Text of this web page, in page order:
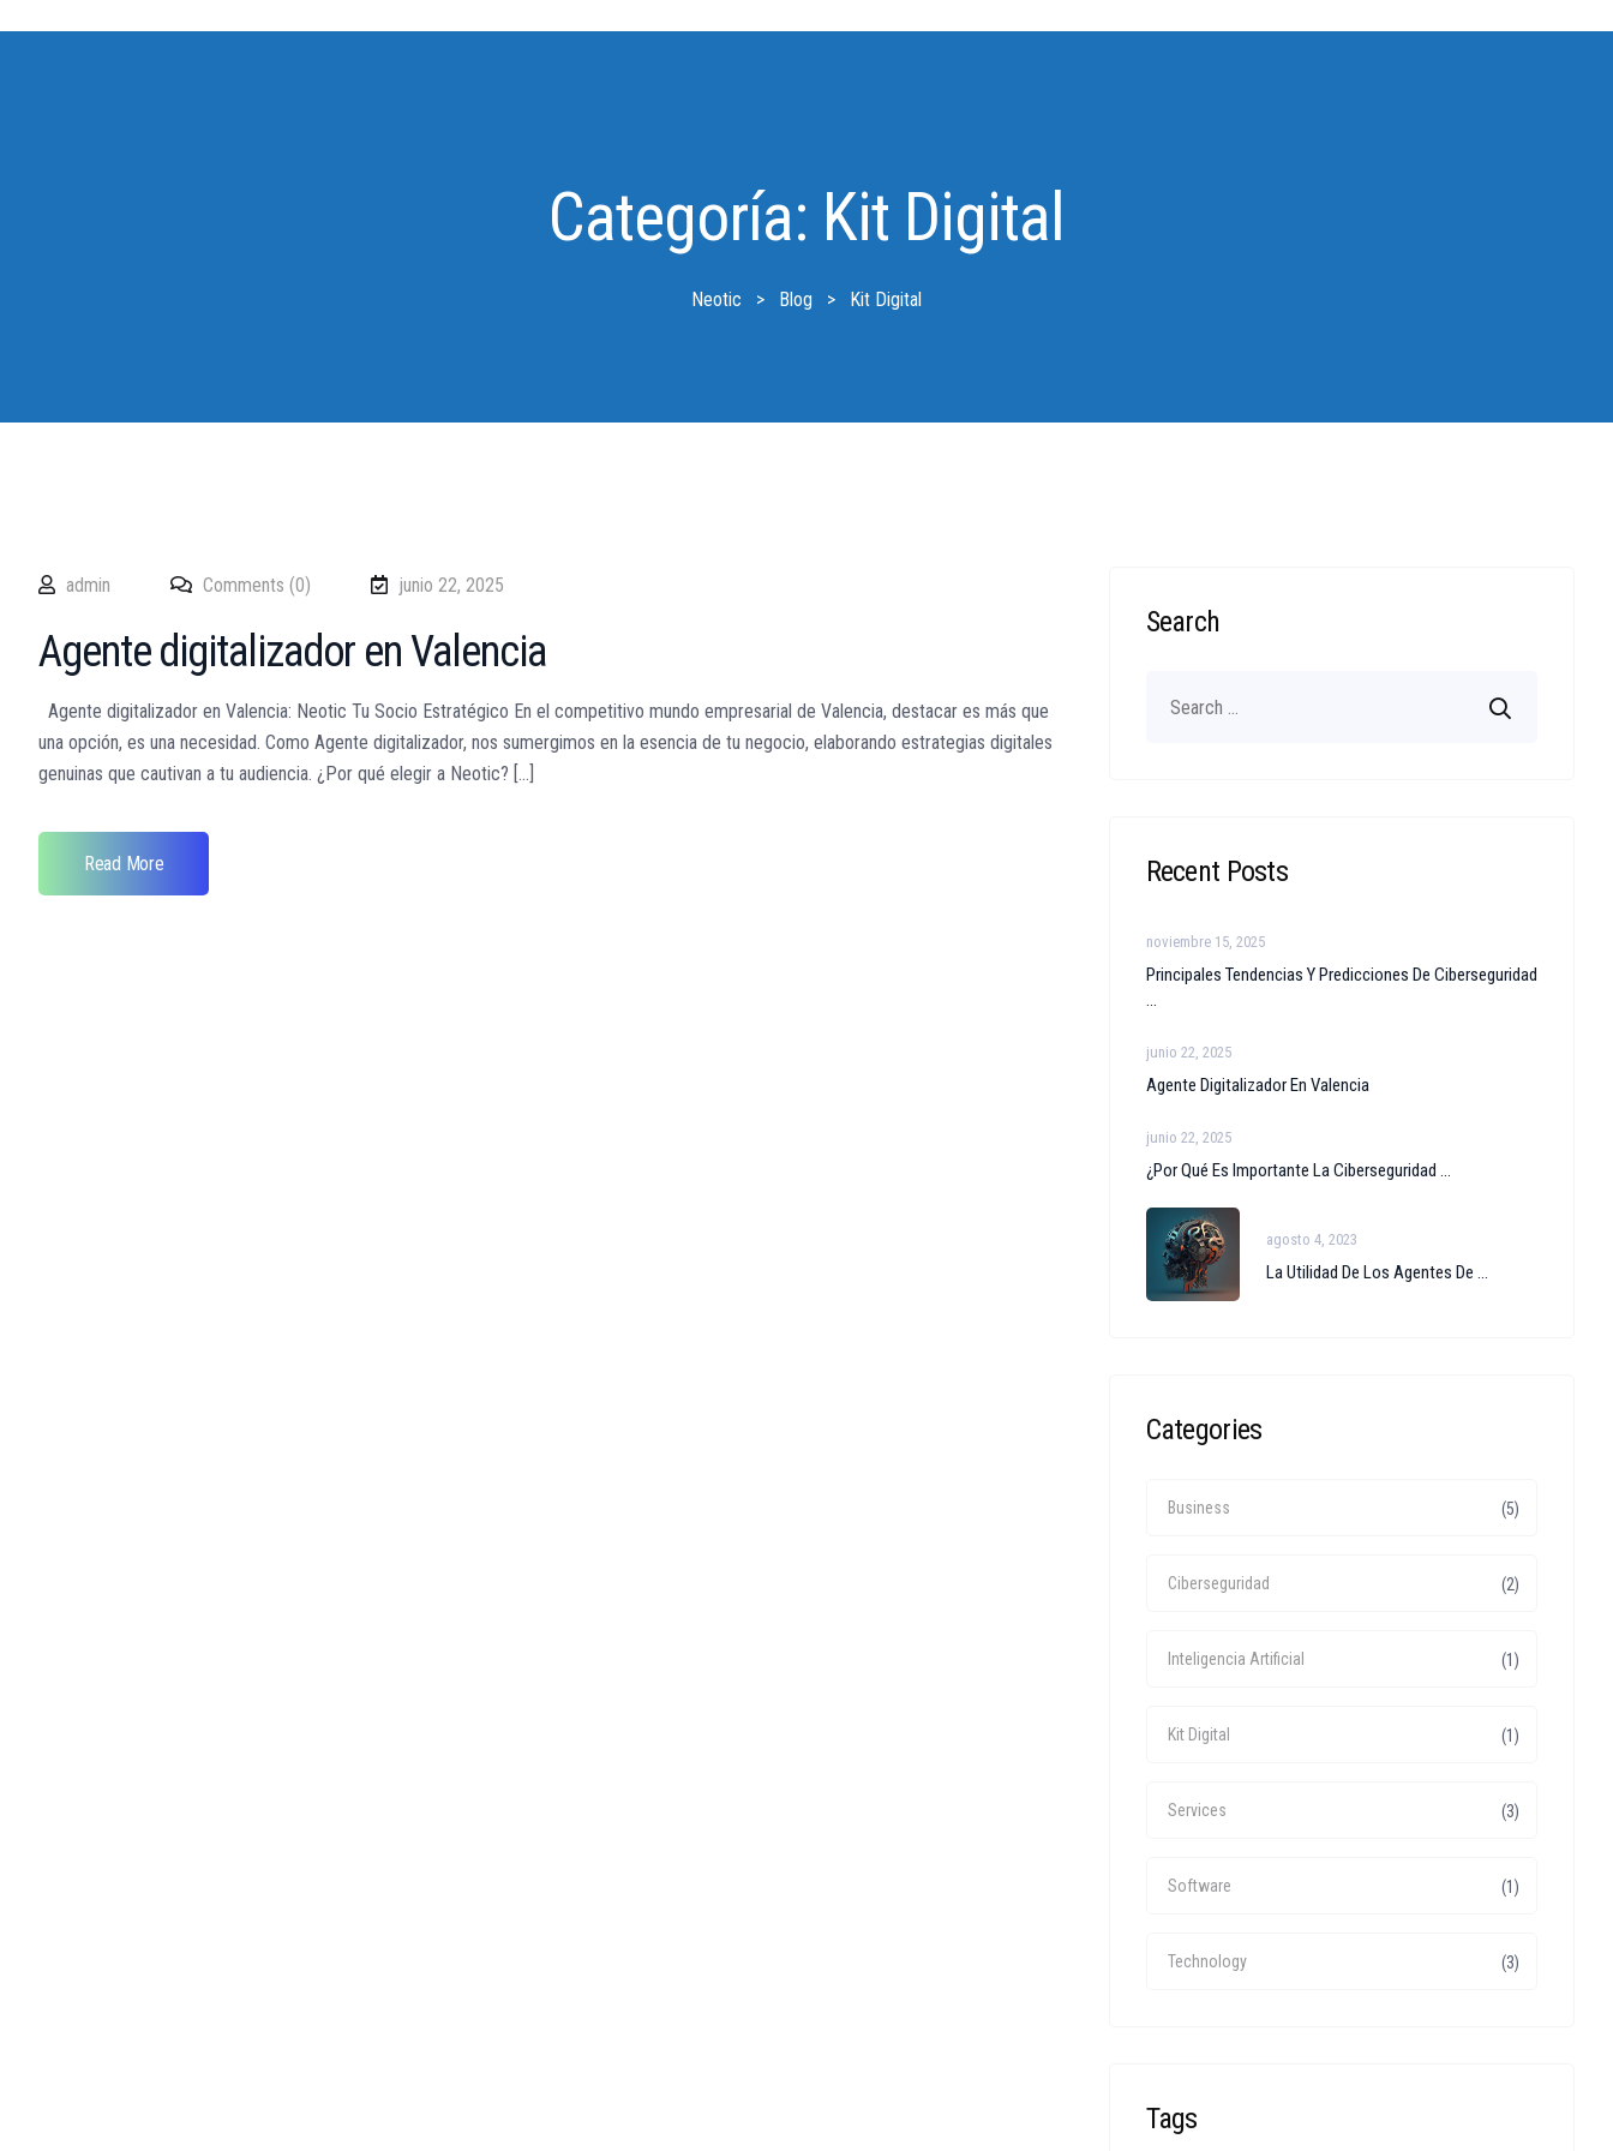
Categoría: Kit Digital
Neotic > Blog > Kit Digital
admin Comments (0) junio 22, 2025
Agente digitalizador en Valencia
Agente digitalizador en Valencia: Neotic Tu Socio Estratégico En el competitivo mundo empresarial de Valencia, destacar es más que
una opción, es una necesidad. Como Agente digitalizador, nos sumergimos en la esencia de tu negocio, elaborando estrategias digitales
genuinas que cautivan a tu audiencia. ¿Por qué elegir a Neotic? [...]
Read More
Search
Recent Posts
noviembre 15, 2025
Principales Tendencias Y Predicciones De Ciberseguridad
...
junio 22, 2025
Agente Digitalizador En Valencia
junio 22, 2025
¿Por Qué Es Importante La Ciberseguridad ...
agosto 4, 2023
La Utilidad De Los Agentes De ...
Categories
Business (5)
Ciberseguridad (2)
Inteligencia Artificial (1)
Kit Digital (1)
Services (3)
Software (1)
Technology (3)
Tags